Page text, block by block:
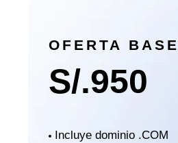
OFERTA
S/.950
Incluye dominio .COM